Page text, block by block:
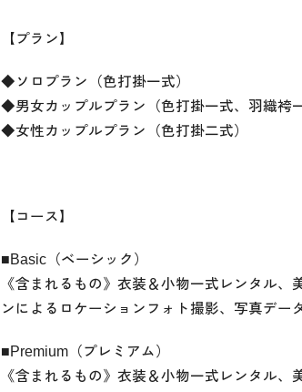
【プラン】
◆ソロプラン（色打掛一式）
◆男女カップルプラン（色打掛一式、羽織袴一
◆女性カップルプラン（色打掛二式）
【コース】
■Basic（ベーシック）
《含まれるもの》衣装＆小物一式レンタル
ンによるロケーションフォト撮影、写真デー
■Premium（プレミアム）
《含まれるもの》衣装＆小物一式レンタル